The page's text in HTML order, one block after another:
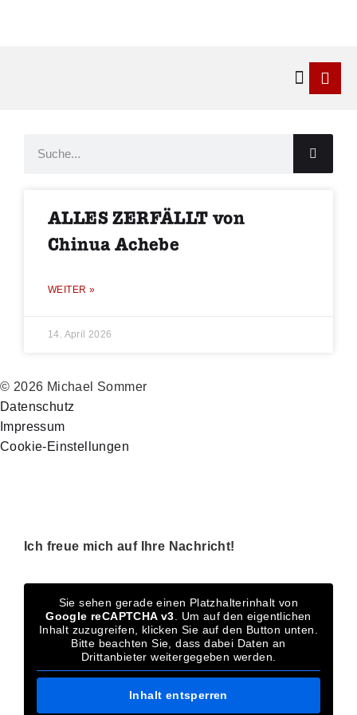
ALLES ZERFÄLLT von
Chinua Achebe
WEITER »
14. April 2026
© 2026 Michael Sommer
Datenschutz
Impressum
Cookie-Einstellungen
Ich freue mich auf Ihre Nachricht!
Sie sehen gerade einen Platzhalterinhalt von
Google reCAPTCHA v3 . Um auf den eigentlichen
Inhalt zuzugreifen, klicken Sie auf den Button unten.
Bitte beachten Sie, dass dabei Daten an
Drittanbieter weitergegeben werden.
Inhalt entsperren